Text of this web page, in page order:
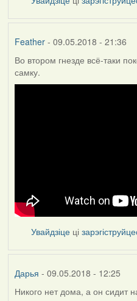
Feather- 09.05.2018 - 21:36
Во втором гнезде всё-таки
самку.
Увайдзіце ці
Дарья - 09.05.2018 - 12:25
Никого нет дома, а он сидит